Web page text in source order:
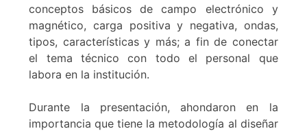
conceptos básicos de campo electrónico y
magnético, carga positiva y negativa, ondas,
tipos, características y más; a fin de conectar
el tema técnico con todo el personal que
labora en la institución.
Durante la presentación, ahondaron en la
importancia que tiene la metodología al diseñar